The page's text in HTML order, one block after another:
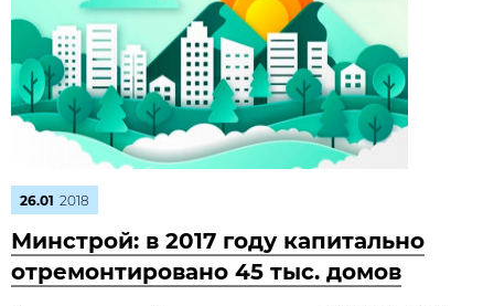
26.01 2018
Минстрой: в 2017 году капитально
отремонтировано 45 тыс. домов